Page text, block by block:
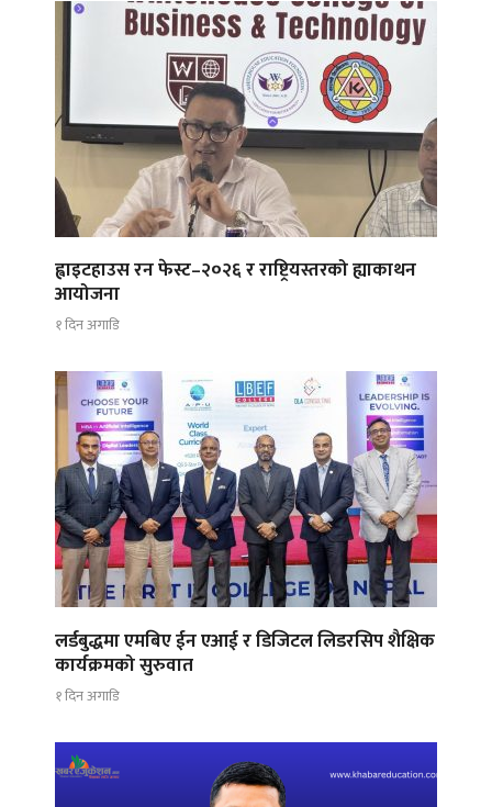
ह्वाइटहाउस रन फेस्ट–२०२६ र राष्ट्रियस्तरको ह्याकाथन
आयोजना
१ दिन अगाडि
लर्डबुद्धमा एमबिए ईन एआई र डिजिटल लिडरसिप शैक्षिक
कार्यक्रमको सुरुवात
१ दिन अगाडि